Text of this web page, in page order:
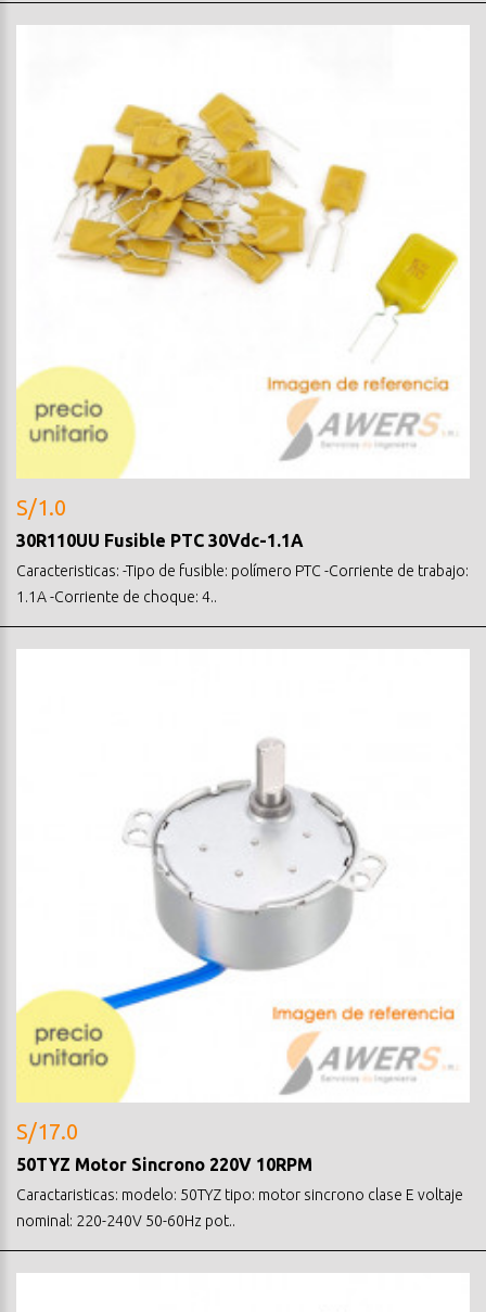
S/1.0
30R110UU Fusible PTC 30Vdc-1.1A
Caracteristicas: -Tipo de fusible: polímero PTC -Corriente de trabajo:
1.1A -Corriente de choque: 4..
S/17.0
50TYZ Motor Sincrono 220V 10RPM
Caractaristicas: modelo: 50TYZ tipo: motor sincrono clase E voltaje
nominal: 220-240V 50-60Hz pot..